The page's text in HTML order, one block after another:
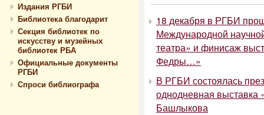
Издания РГБИ
Библиотека благодарит
Секция библиотек по
искусству и музейных
библиотек РБА
Официальные документы
РГБИ
Спроси библиографа
18 декабря в РГБИ
Международной
театра» и финисаж
Федры…»
В РГБИ состоялась
однодневная выставка
Башлыкова